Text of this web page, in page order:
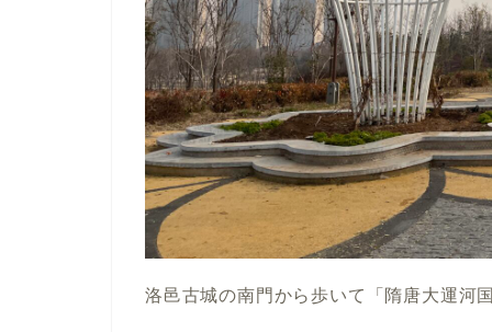
洛邑古城の南門から歩いて「隋唐大運河